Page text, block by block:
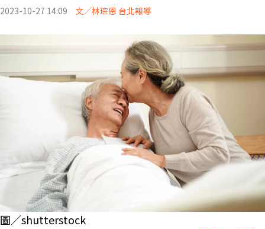
2023-10-27 14:09 文／林琮恩 台北報導
圖／shutterstock